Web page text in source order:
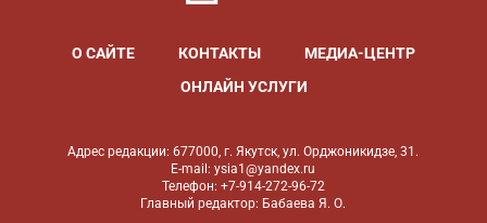
О САЙТЕ КОНТАКТЫ
МЕДИА-ЦЕНТР
ОНЛАЙН УСЛУГИ
Адрес редакции: 677000, г. Якутск, ул. Орджоникидзе, 31.
E-mail: ysia1@yandex.ru
Телефон: +7-914-272-96-72
Главный редактор: Бабаева Я. О.